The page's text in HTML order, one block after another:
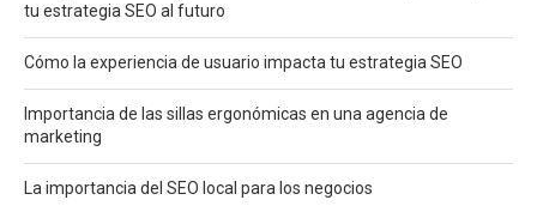
tu estrategia SEO al futuro
Cómo la experiencia de usuario impacta tu estrategia SEO
Importancia de las sillas ergonómicas en una agencia de
marketing
La importancia del SEO local para los negocios